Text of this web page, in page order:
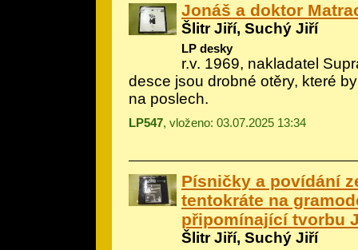
Jonáš a doktor
Šlitr Jiří, Suchý Jiří
LP desky
r.v. 1969, nakladatel
desce jsou drobné otěry, které
na poslech.
LP547, vloženo: 03.07.2025 13:34
Písničky a povídání
tentokráte na
připomínající tvorbu
Šlitr Jiří, Suchý Jiří